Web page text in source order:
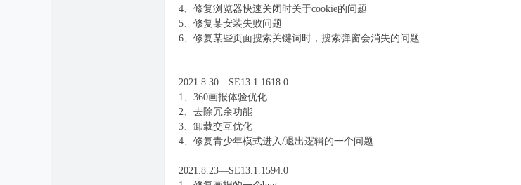
4、修复浏览器快速关闭时关于cookie的问题
5、修复某安装失败问题
6、修复某些页面搜索关键词时，搜索弹窗会消失的问题
2021.8.30—SE13.1.1618.0
1、360画报体验优化
2、去除冗余功能
3、卸载交互优化
4、修复青少年模式进入/退出逻辑的一个问题
2021.8.23—SE13.1.1594.0